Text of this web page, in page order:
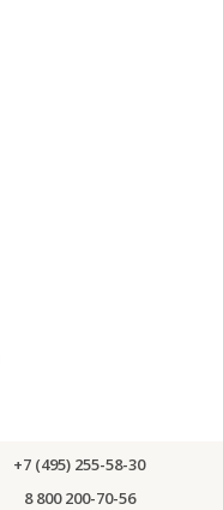
+7 (495) 255-58-30
8 800 200-70-56